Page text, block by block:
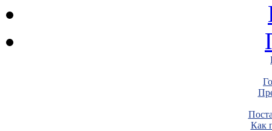
Как